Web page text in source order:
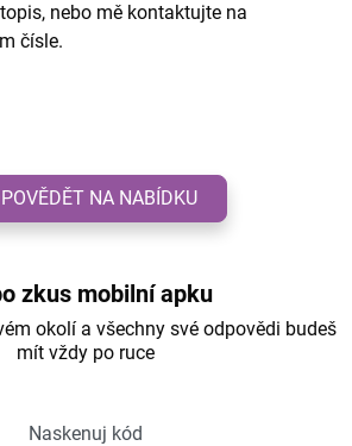
nebo mě kontaktujte na
čísle.
NA NABÍDKU
zkus mobilní apku
okolí a všechny své odpovědi budeš
mít vždy po ruce
Naskenuj kód